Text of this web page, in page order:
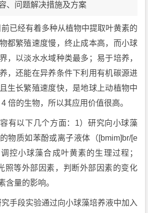
、问题解决措施及方案
已经有着多种从植物中提取叶黄素的
都繁殖速度慢，终止成本高，而小球
，以淡水水域种类最多；易于培养，
，还能在异养条件下利用有机碳源进
生长繁殖速度快，是地球上动植物中
倍的生物，所以其应用价值很高。
有以下几个方面：1）研究向小球藻
物质如苯酚或离子液体（[bmim]br/[e
控小球藻合成叶黄素的生理过程；
照等外部因素，判断外部因素的变化
含量的影响。
手段实验通过向小球藻培养液中加入